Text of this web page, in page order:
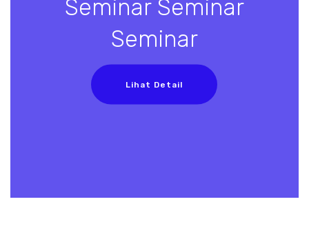
Seminar Seminar
Seminar
Lihat Detail